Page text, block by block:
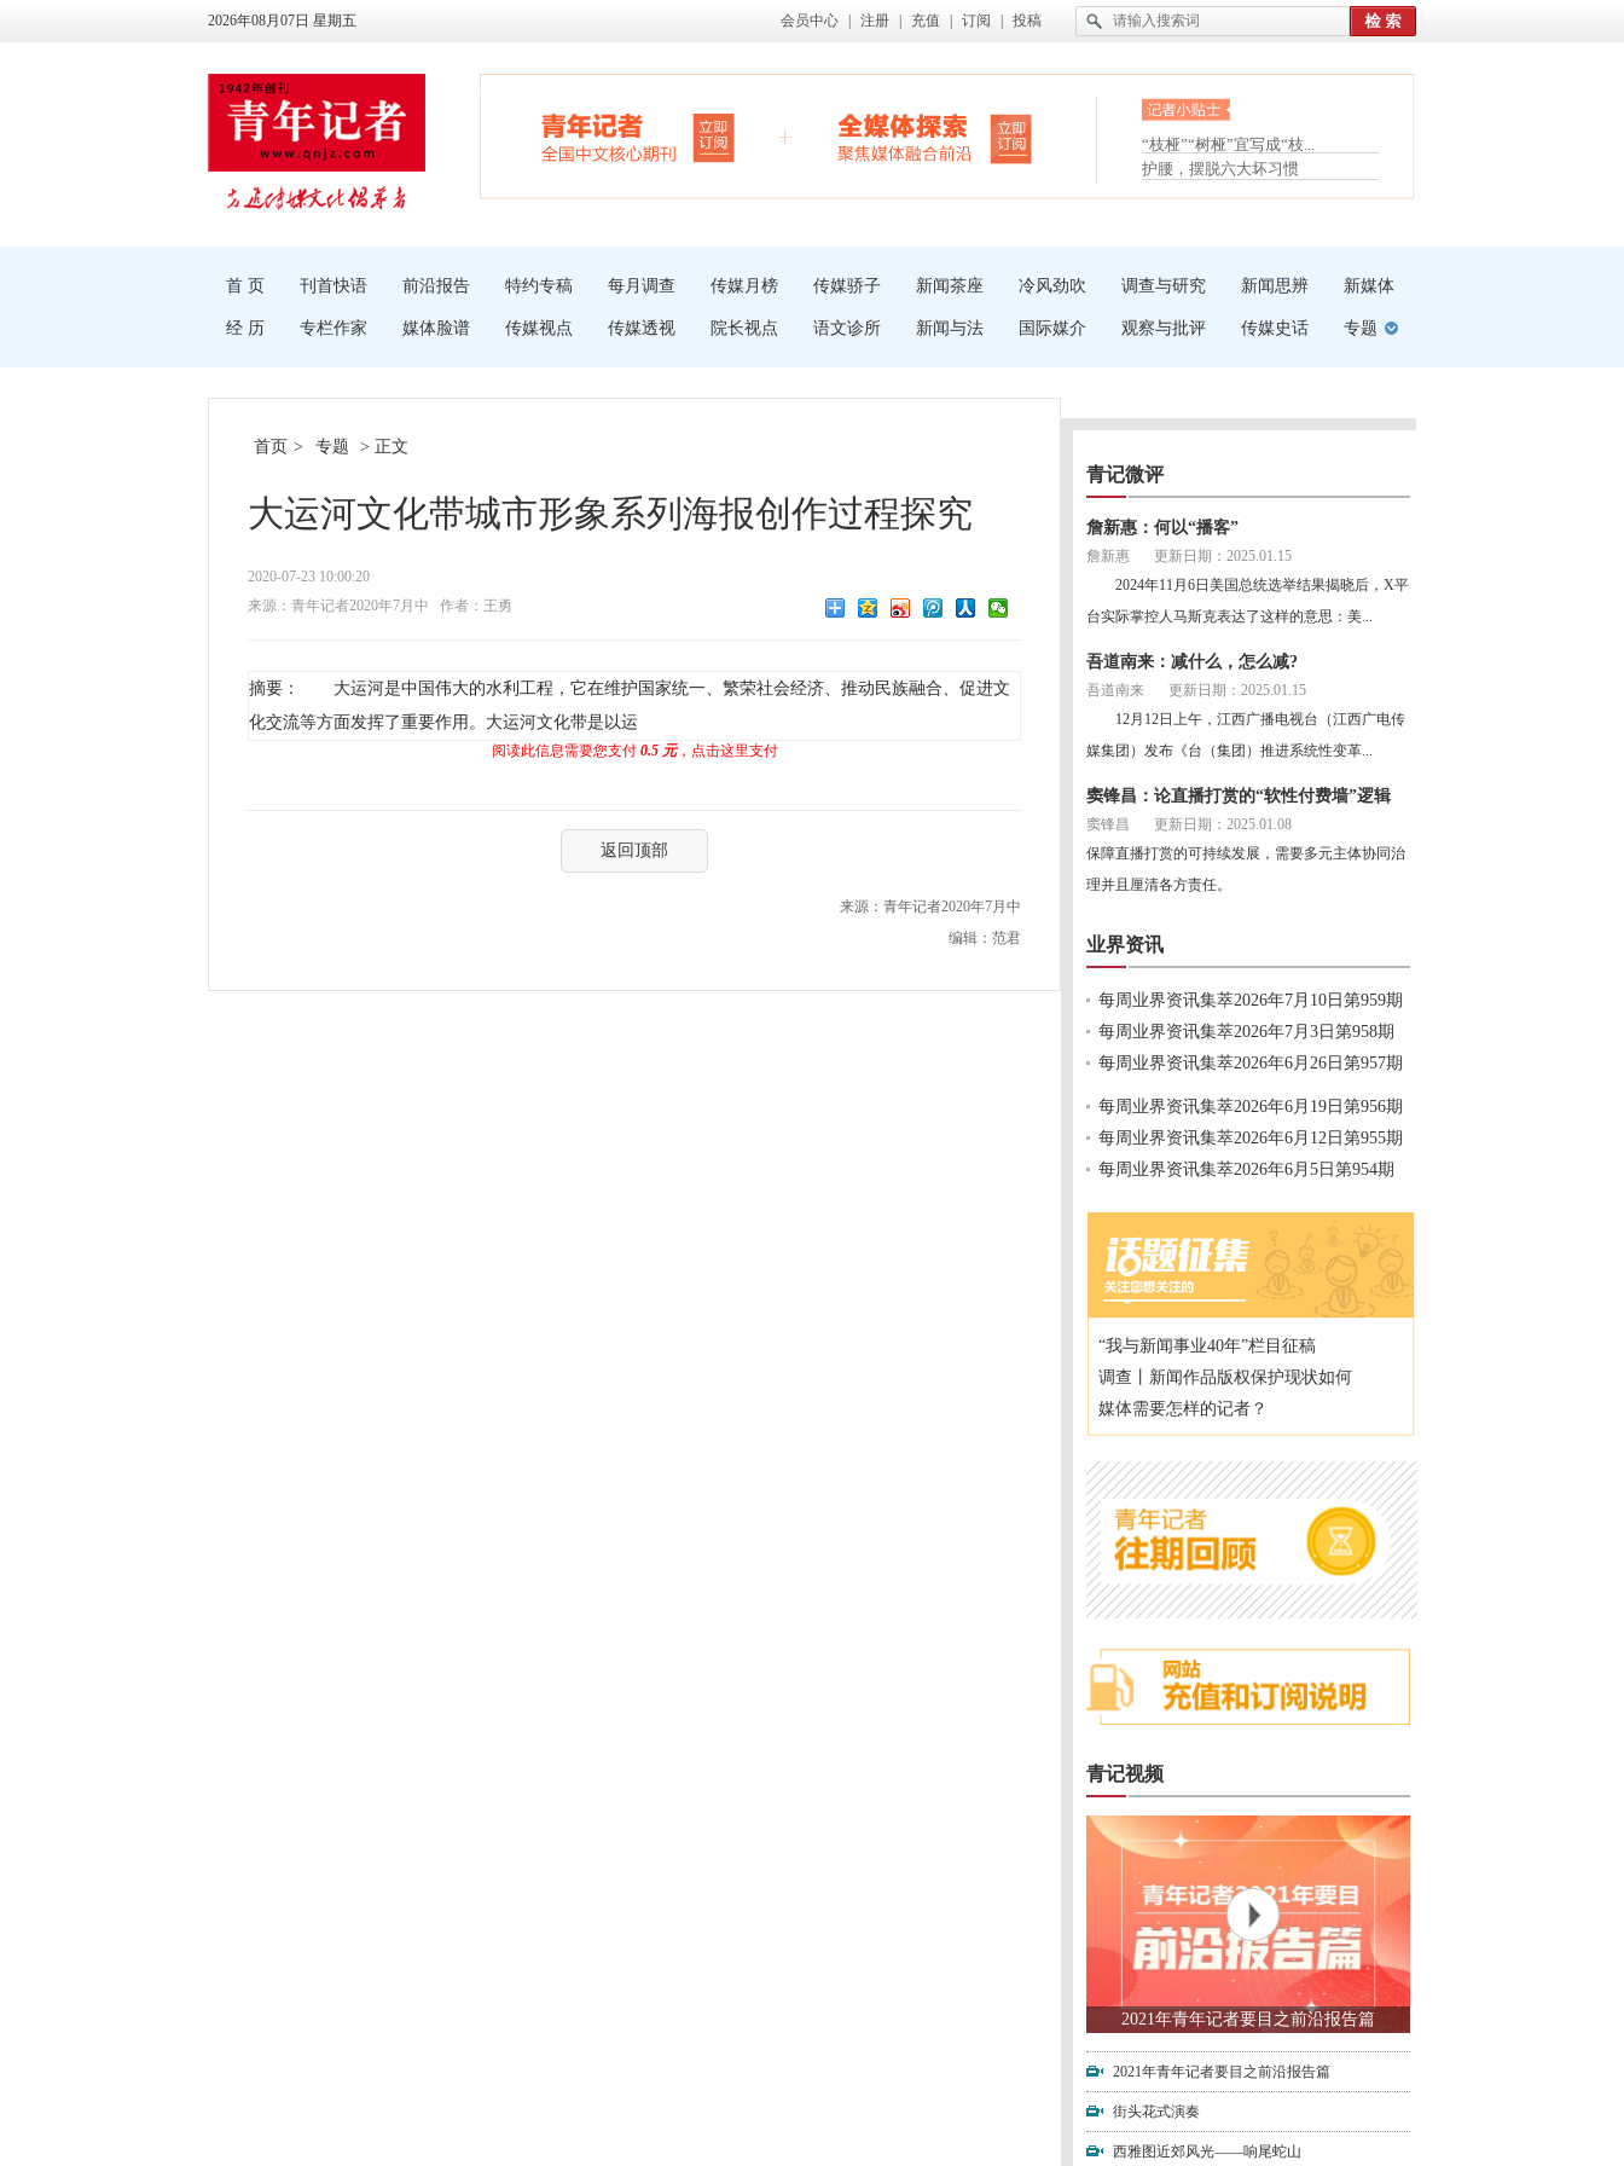
2026年08月07日 星期五 会员中心 注册 充值 订阅 投稿
眼白变红或是结膜下出血
“枝桠”“树桠”宜写成“枝...
夏天缓解疲劳有三招
护腰，摆脱六大坏习惯
受伤了冰敷还是热敷
首 页 刊首快语 前沿报告 特约专稿 每月调查 传媒月榜 传媒骄子 新闻茶座 冷风劲吹 调查与研究 新闻思辨 新媒体
经 历 专栏作家 媒体脸谱 传媒视点 传媒透视 院长视点 语文诊所 新闻与法 国际媒介 观察与批评 传媒史话 专题
首页 > 专题 > 正文
大运河文化带城市形象系列海报创作过程探究
2020-07-23 10:00:20
来源：青年记者2020年7月中
作者：王勇
摘要： 大运河是中国伟大的水利工程，它在维护国家统一、繁荣社会经济、推动民族融合、促进文
化交流等方面发挥了重要作用。大运河文化带是以运
阅读此信息需要您支付 0.5 元，点击这里支付
返回顶部
来源：青年记者2020年7月中
编辑：范君
青记微评
詹新惠：何以“播客”
詹新惠
更新日期：2025.01.15
2024年11月6日美国总统选举结果揭晓后，X平
台实际掌控人马斯克表达了这样的意思：美...
吾道南来：减什么，怎么减?
吾道南来
更新日期：2025.01.15
12月12日上午，江西广播电视台（江西广电传
媒集团）发布《台（集团）推进系统性变革...
窦锋昌：论直播打赏的“软性付费墙”逻辑
窦锋昌
更新日期：2025.01.08
保障直播打赏的可持续发展，需要多元主体协同治
理并且厘清各方责任。
业界资讯
每周业界资讯集萃2026年7月10日第959期
每周业界资讯集萃2026年7月3日第958期
每周业界资讯集萃2026年6月26日第957期
每周业界资讯集萃2026年6月19日第956期
每周业界资讯集萃2026年6月12日第955期
每周业界资讯集萃2026年6月5日第954期
“我与新闻事业40年”栏目征稿
调查丨新闻作品版权保护现状如何
媒体需要怎样的记者？
青记视频
2021年青年记者要目之前沿报告篇
2021年青年记者要目之前沿报告篇
街头花式演奏
西雅图近郊风光——响尾蛇山